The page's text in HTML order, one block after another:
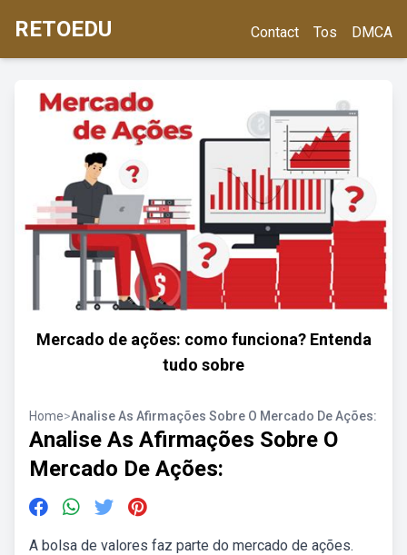
RETOEDU Contact Tos DMCA
Mercado de ações: como funciona? Entenda
tudo sobre
Home>Analise As Afirmações Sobre O Mercado De Ações:
Analise As Afirmações Sobre O
Mercado De Ações:
A bolsa de valores faz parte do mercado de ações.